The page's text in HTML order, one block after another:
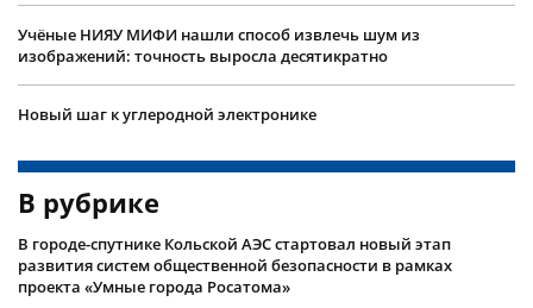
Учëные НИЯУ МИФИ нашли способ извлечь шум из
изображений: точность выросла десятикратно
Новый шаг к углеродной электронике
В рубрике
В городе-спутнике Кольской АЭС стартовал новый этап
развития систем общественной безопасности в рамках
проекта «Умные города Росатома»